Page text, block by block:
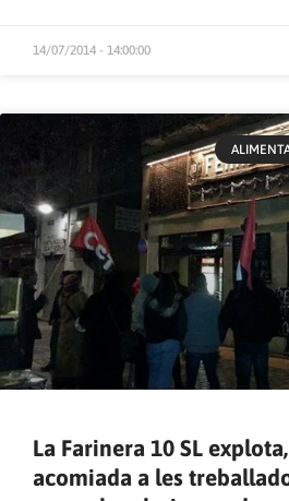
14/07/2014 - 14:00:00
La Farinera 10 SL
acomiada a les